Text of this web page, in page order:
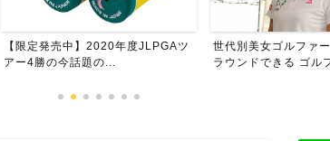
世代別美女ゴルファー特集・一緒に
ラウンドできる ゴルフ女...
男子プロゴルファー
ム・フォロワー数ラン